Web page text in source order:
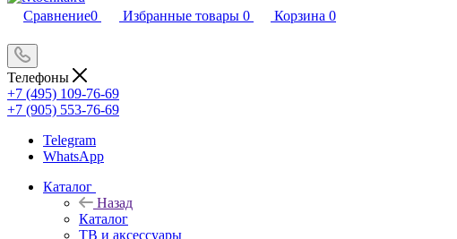
Сравнение0 Избранные товары 0 Корзина 0
Телефоны
+7 (495) 109-76-69
+7 (905) 553-76-69
Telegram
WhatsApp
Каталог
Назад
Каталог
ТВ и аксессуары